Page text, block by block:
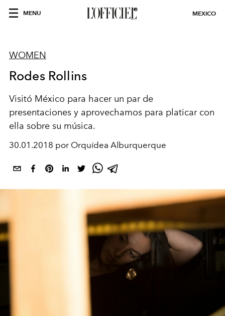
MENU MEXICO
WOMEN
Rodes Rollins
Visitó México para hacer un par de
presentaciones y aprovechamos para platicar con
ella sobre su música.
30.01.2018 por Orquídea Alburquerque